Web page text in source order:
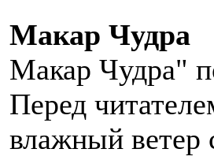
Макар Чудра
Макар Чудра"
Перед
влажный ветер